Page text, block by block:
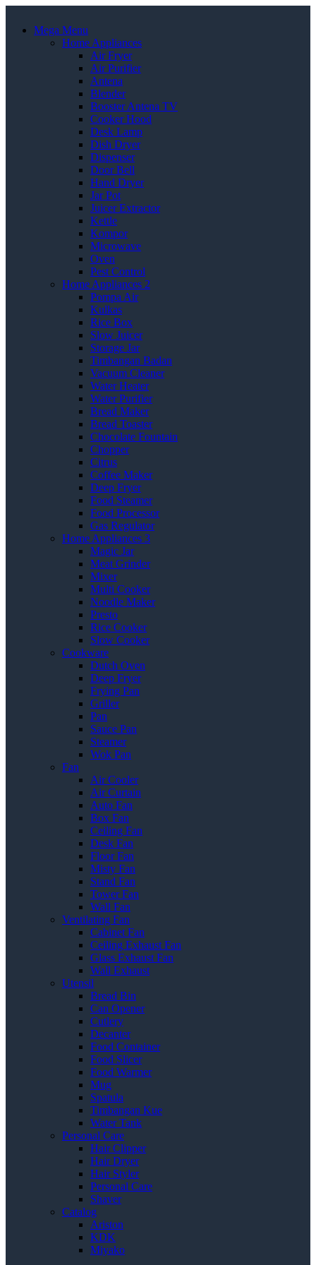
Mega Menu
Home Appliances
Air Fryer
Air Purifier
Antena
Blender
Booster Antena TV
Cooker Hood
Desk Lamp
Dish Dryer
Dispenser
Door Bell
Hand Dryer
Jar Pot
Juicer Extractor
Kettle
Kompor
Microwave
Oven
Pest Control
Home Appliances 2
Pompa Air
Kulkas
Rice Box
Slow Juicer
Storage Jar
Timbangan Badan
Vacuum Cleaner
Water Heater
Water Purifier
Bread Maker
Bread Toaster
Chocolate Fountain
Chopper
Citrus
Coffee Maker
Deep Fryer
Food Steamer
Food Processor
Gas Regulator
Home Appliances 3
Magic Jar
Meat Grinder
Mixer
Multi Cooker
Noodle Maker
Presto
Rice Cooker
Slow Cooker
Cookware
Dutch Oven
Deep Fryer
Frying Pan
Griller
Pan
Sauce Pan
Steamer
Wok Pan
Fan
Air Cooler
Air Curtain
Auto Fan
Box Fan
Ceiling Fan
Desk Fan
Floor Fan
Misty Fan
Stand Fan
Tower Fan
Wall Fan
Ventilating Fan
Cabinet Fan
Ceiling Exhaust Fan
Glass Exhaust Fan
Wall Exhaust
Utensil
Bread Bin
Can Opener
Cutlery
Decanter
Food Container
Food Slicer
Food Warmer
Mug
Spatula
Timbangan Kue
Water Tank
Personal Care
Hair Clipper
Hair Dryer
Hair Styler
Personal Care
Shaver
Catalog
Ariston
KDK
Miyako